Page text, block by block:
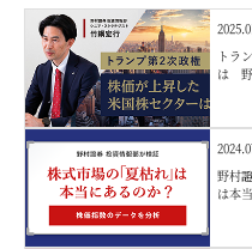
トラ
は 野
野村
は本